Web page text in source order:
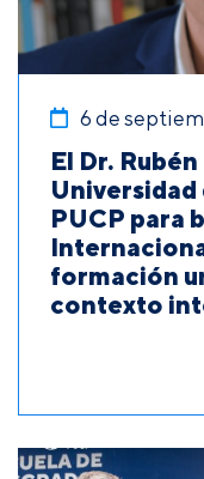
6 de
El Dr.
Universidad
PUCP para
formación
contexto